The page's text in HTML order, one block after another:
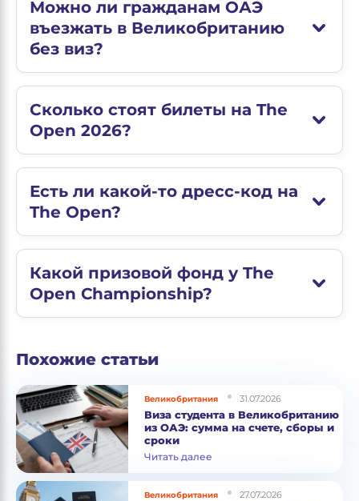
Можно ли гражданам ОАЭ
въезжать в Великобританию
без виз?
Сколько стоят билеты на The
Open 2026?
Есть ли какой-то дресс-код на
The Open?
Какой призовой фонд у The
Open Championship?
Похожие статьи
Великобритания 31.07.2026
Виза студента в Великобританию
из ОАЭ: сумма на счете, сборы и
сроки
Читать далее
Великобритания 27.07.2026